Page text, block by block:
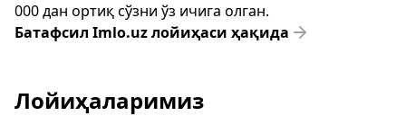
000 дан ортиқ сўзни ўз ичига олган.
Батафсил Imlo.uz лойиҳаси ҳақида
Лойиҳаларимиз